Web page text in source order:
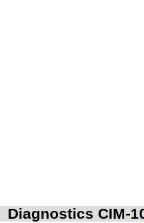
Diagnostics CIM-